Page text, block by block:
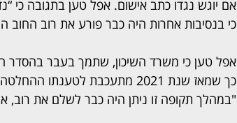
אם יוגש נגדו כתב אישום. אפל טען בתגובה כי
כי בנסיבות אחרות היה כבר פורע את רוב החוב
אפל טען כי משרד השיכון, שתמך בעבר בהסדר
כך שמאז שנת 2021 מתעכבת
"במהלך תקופה זו ניתן היה כבר לשלם את